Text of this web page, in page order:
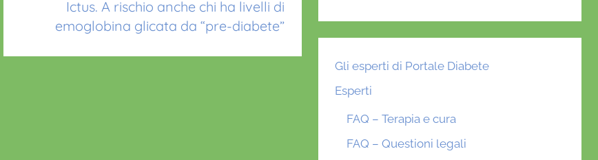
Ictus. A rischio anche chi ha livelli di
emoglobina glicata da “pre-diabete”
Gli esperti di Portale Diabete
Esperti
FAQ – Terapia e cura
FAQ – Questioni legali